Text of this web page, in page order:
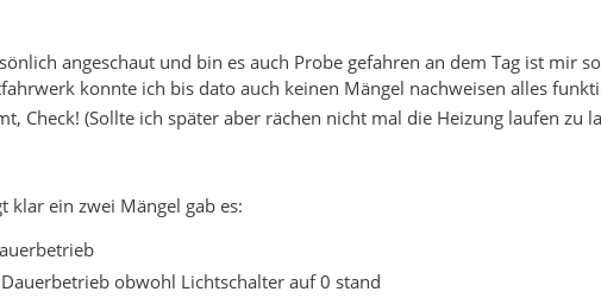
angeschaut und bin es auch Probe gefahren an dem Tag ist mir
konnte ich bis dato auch keinen Mängel nachweisen alles
Check! (Sollte ich später aber rächen nicht mal die Heizung laufen zu
klar ein zwei Mängel gab es:
obwohl Lichtschalter auf 0 stand